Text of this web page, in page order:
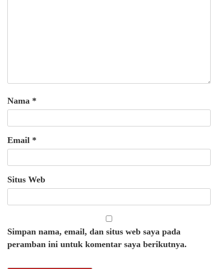
Nama *
Email *
Situs Web
Simpan nama, email, dan situs web saya pada
peramban ini untuk komentar saya berikutnya.